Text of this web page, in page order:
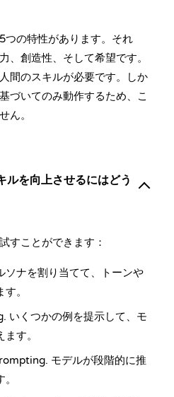
つの特性があります。それ
、創造性、そして希望です。
間のスキルが必要です。しか
づいてのみ動作するため、こ
ん。
ルを向上させるにはどう
すことができます：
ナを割り当てて、トーンや
。
いくつかの例を提示して、モ
す。
モデルが段階的に推